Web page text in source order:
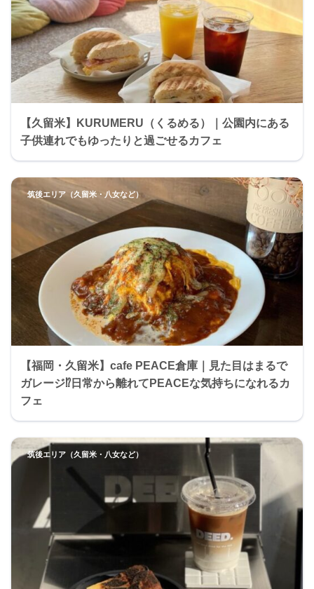
【久留米】KURUMERU（くるめる）｜公園内にある
子供連れでもゆったりと過ごせるカフェ
【福岡・久留米】cafe PEACE倉庫｜見た目はまるで
ガレージ⁉︎日常から離れてPEACEな気持ちになれるカ
フェ
筑後エリア（久留米・八女など）
筑後エリア（久留米・八女など）